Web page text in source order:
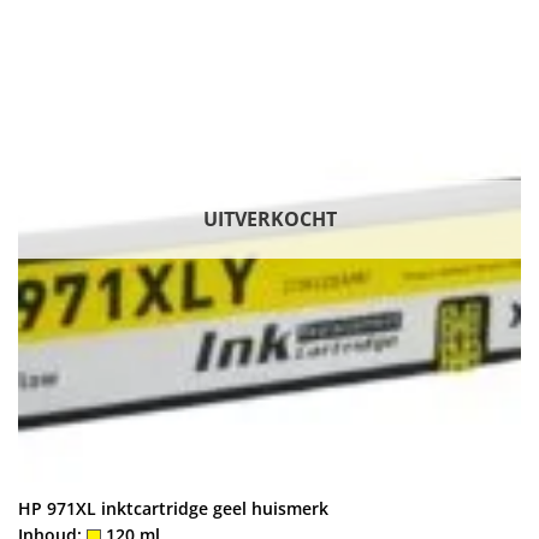
UITVERKOCHT
HP 971XL inktcartridge geel huismerk